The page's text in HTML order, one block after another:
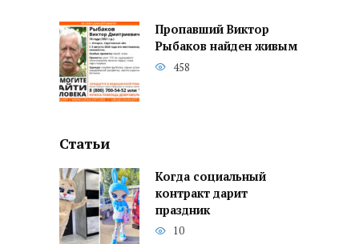
Пропавший Виктор
Рыбаков найден живым
458
Статьи
Когда социальный
контракт дарит
праздник
10